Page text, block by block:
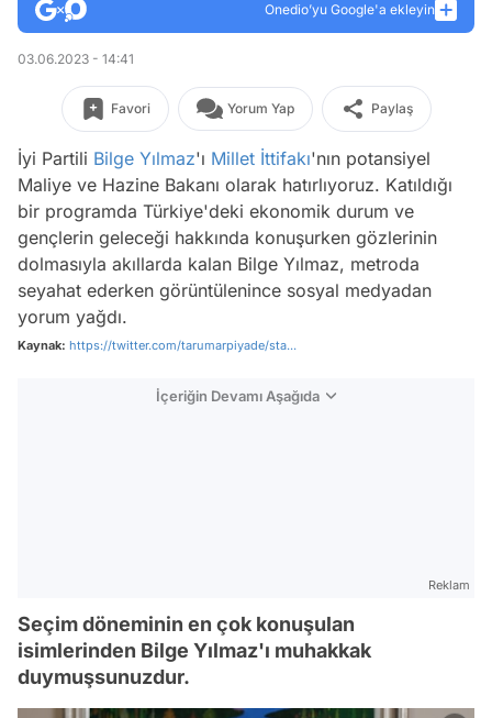
Onedio’yu Google'a ekleyin
03.06.2023 - 14:41
Favori Yorum Yap Paylaş
İyi Partili Bilge Yılmaz'ı Millet İttifakı'nın potansiyel
Maliye ve Hazine Bakanı olarak hatırlıyoruz. Katıldığı
bir programda Türkiye'deki ekonomik durum ve
gençlerin geleceği hakkında konuşurken gözlerinin
dolmasıyla akıllarda kalan Bilge Yılmaz, metroda
seyahat ederken görüntülenince sosyal medyadan
yorum yağdı.
Kaynak: https://twitter.com/tarumarpiyade/sta...
İçeriğin Devamı Aşağıda
Reklam
Seçim döneminin en çok konuşulan
isimlerinden Bilge Yılmaz'ı muhakkak
duymuşsunuzdur.